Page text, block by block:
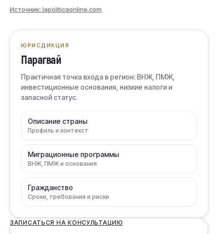
Источник: lapoliticaonline.com
ЮРИСДИКЦИЯ
Парагвай
Практичная точка входа в регион: ВНЖ, ПМЖ,
инвестиционные основания, низкие налоги и
запасной статус.
Описание страны
Профиль и контекст
Миграционные программы
ВНЖ, ПМЖ и основания
Гражданство
Сроки, требования и риски
ЗАПИСАТЬСЯ НА КОНСУЛЬТАЦИЮ